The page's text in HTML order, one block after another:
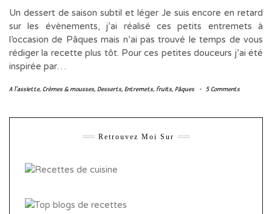
Un dessert de saison subtil et léger Je suis encore en retard
sur les évènements, j’ai réalisé ces petits entremets à
l’occasion de Pâques mais n’ai pas trouvé le temps de vous
rédiger la recette plus tôt. Pour ces petites douceurs j’ai été
inspirée par…
A l'assiette, Crèmes & mousses, Desserts, Entremets, fruits, Pâques - 5 Comments
Retrouvez Moi Sur